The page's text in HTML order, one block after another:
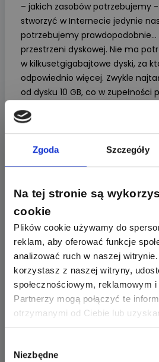
Zgoda Szczegóły
Na tej stronie są
cookie
Plików cookie używamy do
reklam, aby oferować funkcje
analizować ruch w naszej
korzystasz z naszej witryny,
społecznościowym, reklamowym
Partnerzy mogą połączyć te
otrzymanymi od Ciebie lub
korzystania z ich usług. Dzięki
preferencji.
zgody
Niezbędne
– jakich zasobów potrzebujemy
stworzyć w Internecie jedynie
potrzebujemy prawdopodobnie…
przestrzeni dyskowej. Nie ma
w kilkusetgigabajtowe dyski, za
odpowiednio więcej. Zwykle
od dysku 10 GB, co w
– czy hostingodawca oferuje
czasami napotkamy problemy,
w stanie rozwiązać samodzielnie
jest dodatkowo płatne)? W jakim
zapewnić takie wparcie?
serwer internetowy
dyskowej w przeglądarce ->
będziemy musieli wgrać naszą
Można to zrobić poprzez SSH
połączenie z serwerem – dość
osób o mniejszych
lub właśnie przez obsługę